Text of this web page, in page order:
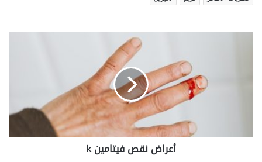
أعراض
أعراض نقص فيتامين k